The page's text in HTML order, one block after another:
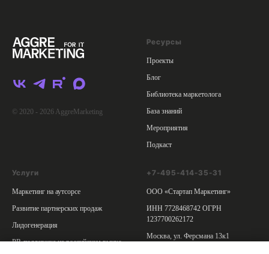
© 2020 - 2026 AggreMarketing
Ресурсы
Проекты
Блог
Библиотека маркетолога
База знаний
Мероприятия
Подкаст
Услуги
Маркетинг на аутсорсе
Развитие партнерских продаж
Лидогенерация
PR-поддержка на российском рынке
+7-495-414-35-31
ООО «Стартап Маркетинг»
ИНН 7728468742 ОГРН
1237700262172
Москва, ул. Ферсмана 13к1